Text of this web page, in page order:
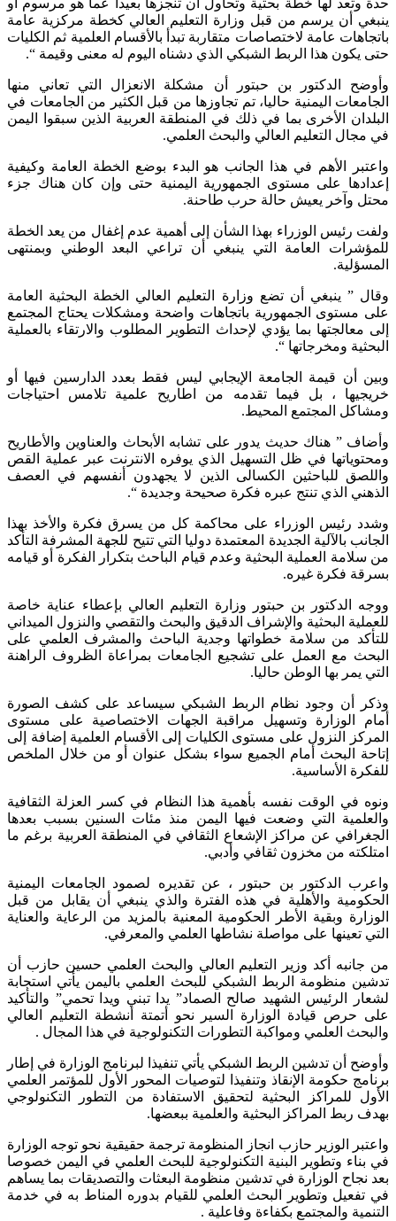
حدة وتعد لها خطة بحثية وتحاول أن تنجزها بعيدا عما هو مرسوم أو
ينبغي أن يرسم من قبل وزارة التعليم العالي كخطة مركزية عامة
باتجاهات عامة لاختصاصات متقاربة تبدأ بالأقسام العلمية ثم الكليات
حتى يكون هذا الربط الشبكي الذي دشناه اليوم له معنى وقيمة “.
وأوضح الدكتور بن حبتور أن مشكلة الانعزال التي تعاني منها
الجامعات اليمنية حاليا، تم تجاوزها من قبل الكثير من الجامعات في
البلدان الأخرى بما في ذلك في المنطقة العربية الذين سبقوا اليمن
في مجال التعليم العالي والبحث العلمي.
واعتبر الأهم في هذا الجانب هو البدء بوضع الخطة العامة وكيفية
إعدادها على مستوى الجمهورية اليمنية حتى وإن كان هناك جزء
محتل وآخر يعيش حالة حرب طاحنة.
ولفت رئيس الوزراء بهذا الشأن إلى أهمية عدم إغفال من يعد الخطة
للمؤشرات العامة التي ينبغي أن تراعي البعد الوطني وبمنتهى
المسؤلية.
وقال ” ينبغي أن تضع وزارة التعليم العالي الخطة البحثية العامة
على مستوى الجمهورية باتجاهات واضحة ومشكلات يحتاج المجتمع
إلى معالجتها بما يؤدي لإحداث التطوير المطلوب والارتقاء بالعملية
البحثية ومخرجاتها “.
وبين أن قيمة الجامعة الإيجابي ليس فقط بعدد الدارسين فيها أو
خريجيها ، بل فيما تقدمه من اطاريح علمية تلامس احتياجات
ومشاكل المجتمع المحيط.
وأضاف ” هناك حديث يدور على تشابه الأبحاث والعناوين والأطاريح
ومحتوياتها في ظل التسهيل الذي يوفره الانترنت عبر عملية القص
واللصق للباحثين الكسالى الذين لا يجهدون أنفسهم في العصف
الذهني الذي تنتج عبره فكرة صحيحة وجديدة “.
وشدد رئيس الوزراء على محاكمة كل من يسرق فكرة والأخذ بهذا
الجانب بالآلية الجديدة المعتمدة دوليا التي تتيح للجهة المشرفة التأكد
من سلامة العملية البحثية وعدم قيام الباحث بتكرار الفكرة أو قيامه
بسرقة فكرة غيره.
ووجه الدكتور بن حبتور وزارة التعليم العالي بإعطاء عناية خاصة
للعملية البحثية والإشراف الدقيق والبحث والتقصي والنزول الميداني
للتأكد من سلامة خطواتها وجدية الباحث والمشرف العلمي على
البحث مع العمل على تشجيع الجامعات بمراعاة الظروف الراهنة
التي يمر بها الوطن حاليا.
وذكر أن وجود نظام الربط الشبكي سيساعد على كشف الصورة
أمام الوزارة وتسهيل مراقبة الجهات الاختصاصية على مستوى
المركز النزول على مستوى الكليات إلى الأقسام العلمية إضافة إلى
إتاحة البحث أمام الجميع سواء بشكل عنوان أو من خلال الملخص
للفكرة الأساسية.
ونوه في الوقت نفسه بأهمية هذا النظام في كسر العزلة الثقافية
والعلمية التي وضعت فيها اليمن منذ مئات السنين بسبب بعدها
الجغرافي عن مراكز الإشعاع الثقافي في المنطقة العربية برغم ما
امتلكته من مخزون ثقافي وأدبي.
واعرب الدكتور بن حبتور ، عن تقديره لصمود الجامعات اليمنية
الحكومية والأهلية في هذه الفترة والذي ينبغي أن يقابل من قبل
الوزارة وبقية الأطر الحكومية المعنية بالمزيد من الرعاية والعناية
التي تعينها على مواصلة نشاطها العلمي والمعرفي.
من جانبه أكد وزير التعليم العالي والبحث العلمي حسين حازب أن
تدشين منظومة الربط الشبكي للبحث العلمي باليمن يأتي استجابة
لشعار الرئيس الشهيد صالح الصماد” يدا تبني ويدا تحمي” والتأكيد
علی حرص قيادة الوزارة السير نحو أتمتة أنشطة التعليم العالي
والبحث العلمي ومواكبة التطورات التكنولوجية في هذا المجال .
وأوضح أن تدشين الربط الشبكي يأتي تنفيذا لبرنامج الوزارة في إطار
برنامج حكومة الإنقاذ وتنفيذا لتوصيات المحور الأول للمؤتمر العلمي
الأول للمراكز البحثية لتحقيق الاستفادة من التطور التكنولوجي
بهدف ربط المراكز البحثية والعلمية ببعضها.
واعتبر الوزير حازب انجاز المنظومة ترجمة حقيقية نحو توجه الوزارة
في بناء وتطوير البنية التكنولوجية للبحث العلمي في اليمن خصوصا
بعد نجاح الوزارة في تدشين منظومة البعثات والتصديقات بما يساهم
في تفعيل وتطوير البحث العلمي للقيام بدوره المناط به في خدمة
التنمية والمجتمع بكفاءة وفاعلية .